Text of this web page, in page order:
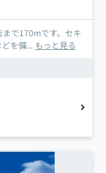
で170mです。セキ
を備... もっと見る